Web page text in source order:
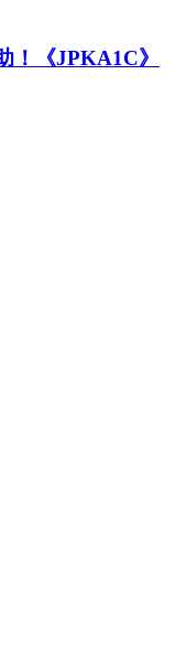
！《JPKA1C》